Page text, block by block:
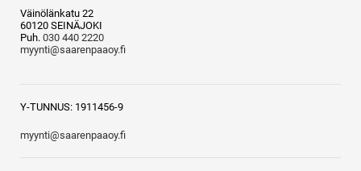
Väinölänkatu 22
60120 SEINÄJOKI
Puh. 030 440 2220
myynti@saarenpaaoy.fi
Y-TUNNUS: 1911456-9
myynti@saarenpaaoy.fi